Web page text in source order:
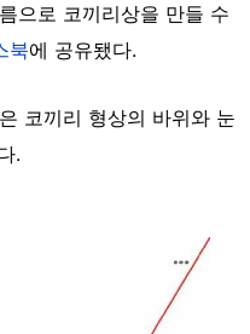
으로 코끼리상을 만들 수
북에 공유됐다.
코끼리 형상의 바위와 눈
.